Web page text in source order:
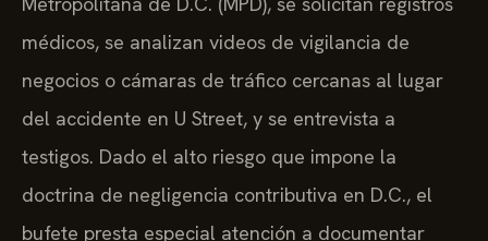
médicos, se analizan videos de vigilancia de
negocios o cámaras de tráfico cercanas al lugar
del accidente en U Street, y se entrevista a
testigos. Dado el alto riesgo que impone la
doctrina de negligencia contributiva en D.C., el
bufete presta especial atención a documentar